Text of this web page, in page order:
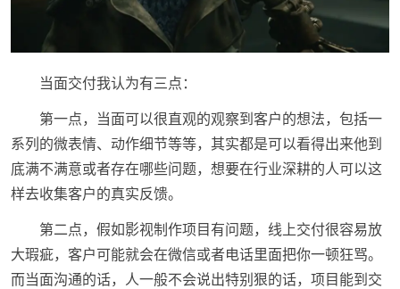
当面交付我认为有三点：
第一点，当面可以很直观的观察到客户的想法，包括一
系列的微表情、动作细节等等，其实都是可以看得出来他到
底满不满意或者存在哪些问题，想要在行业深耕的人可以这
样去收集客户的真实反馈。
第二点，假如影视制作项目有问题，线上交付很容易放
大瑕疵，客户可能就会在微信或者电话里面把你一顿狂骂。
而当面沟通的话，人一般不会说出特别狠的话，项目能到交